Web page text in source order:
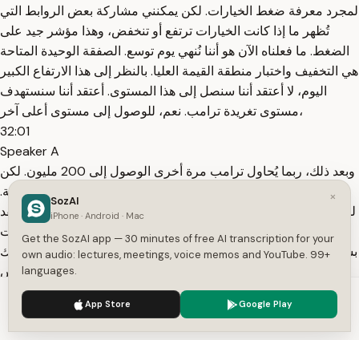
لمجرد معرفة ضغط الخيارات. لكن يمكنني مشاركة بعض الروابط التي
تُظهر ما إذا كانت الخيارات ترتفع أو تنخفض، وهذا مؤشر جيد على
الضغط. ما فعلناه الآن هو أننا نُنهي يوم توسع. الصفقة الوحيدة المتاحة
هي التخفيف واختبار منطقة القيمة العليا. بالنظر إلى هذا الارتفاع الكبير
اليوم، لا أعتقد أننا سنصل إلى هذا المستوى. أعتقد أننا سنستهدف
مستوى تغريدة ترامب. نعم، للوصول إلى مستوى أعلى آخر،
32:01
Speaker A
وبعد ذلك، ربما يُحاول ترامب مرة أخرى الوصول إلى 200 مليون. لكن
للأسف، ليس لدينا معلومات داخلية، ولا يبدو أنك بحاجة إليها بصراحة.
لكن للتوضيح فقط، عندما نشير إلى تغريدة ترامب يوم الجمعة 10، فقد
نشر تغريدة مفاجئة بخصوص الرسوم الجمركية على الصين. انهارت
العملات المشفرة بشكل كبير، وتراجع مؤشر ناسداك (NQ) بشكل حاد،
ثم غرد في نهاية الأسبوع قائلاً: "في الواقع، لا، أنا عجوز أيضاً . الرئيس
الصيني رائع. نعم، يا صديقي العزيز". لذا، ازدادت التقلبات.
32:36
Speaker A
We use cookies to enhance your experience.
×
SozAI
iPhone · Android · Mac
Get the SozAI app — 30 minutes of free AI transcription for your
own audio: lectures, meetings, voice memos and YouTube. 99+
languages.
App Store Google Play